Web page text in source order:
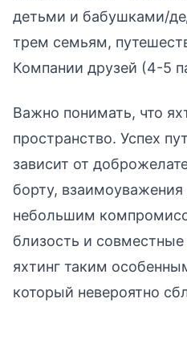
детьми и бабушками/
трем семьям,
Компании друзей (4-5
Важно понимать, что
пространство. Успех
зависит от
борту, взаимоуважения
небольшим
близость и
яхтинг таким
который невероятно